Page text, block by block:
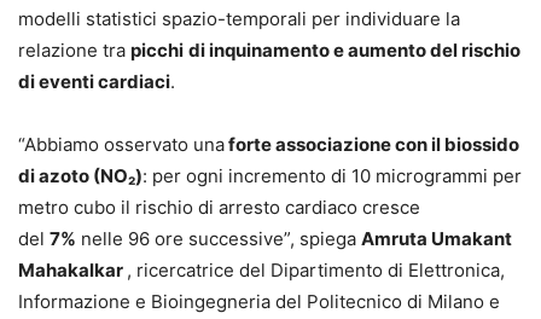
modelli statistici spazio-temporali per individuare la
relazione tra picchi di inquinamento e aumento del rischio
di eventi cardiaci.
“Abbiamo osservato unaforte associazione con il biossido
di azoto (NO₂): per ogni incremento di 10 microgrammi per
metro cubo il rischio di arresto cardiaco cresce
del 7% nelle 96 ore successive”, spiega Amruta Umakant
Mahakalkar , ricercatrice del Dipartimento di Elettronica,
Informazione e Bioingegneria del Politecnico di Milano e